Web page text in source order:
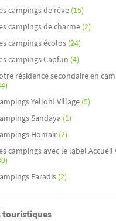
campings de rêve (15)
campings de charme (2)
campings écolos (24)
campings Capfun (4)
résidence secondaire en
Yelloh! Village (5)
Sandaya (1)
Homair (2)
campings avec le label Accueil
Paradis (2)
touristiques